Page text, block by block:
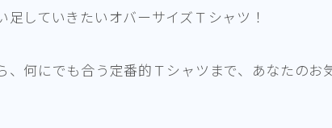
していきたいオバーサイズＴシャツ！
、何にでも合う定番的Ｔシャツまで、あなたのお